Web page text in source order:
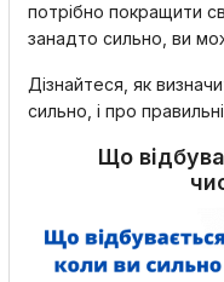
потрібно покращити
занадто сильно, ви
Дізнайтеся, як
сильно, і про
Що